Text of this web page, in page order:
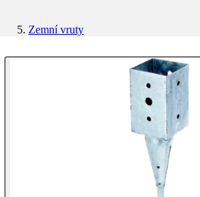
Zemní vruty